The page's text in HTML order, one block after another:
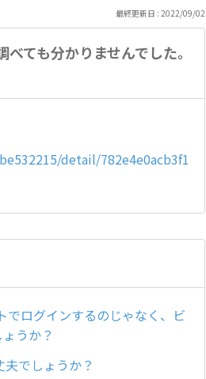
最終更新日 : 2022/09/02
ても分かりませんでした。
detail/782e4e0acb3f1
でログインするのじゃなく、ビ
うか？
でしょうか？